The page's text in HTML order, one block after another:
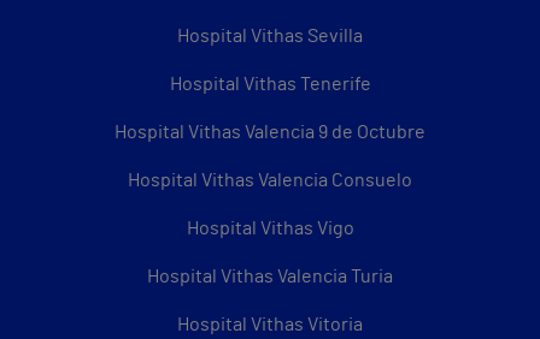
Hospital Vithas Sevilla
Hospital Vithas Tenerife
Hospital Vithas Valencia 9 de Octubre
Hospital Vithas Valencia Consuelo
Hospital Vithas Vigo
Hospital Vithas Valencia Turia
Hospital Vithas Vitoria